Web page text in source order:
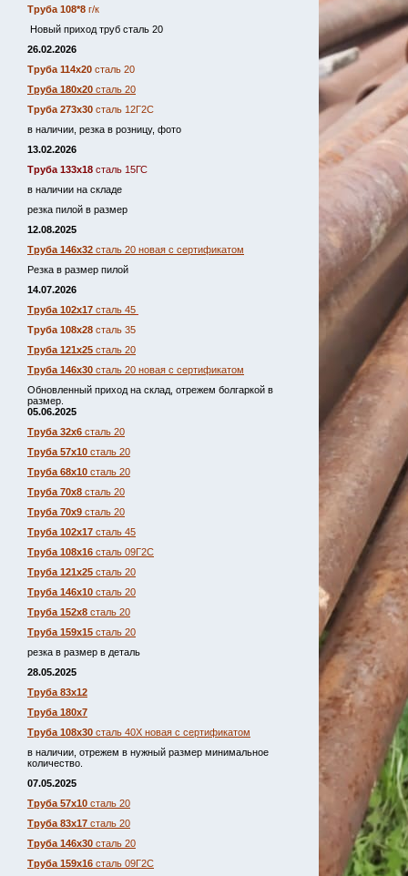
Труба 108*8 г/к
Новый приход труб сталь 20
26.02.2026
Труба 114х20 сталь 20
Труба 180х20 сталь 20
Труба 273х30 сталь 12Г2С
в наличии, резка в розницу, фото
13.02.2026
Труба 133х18 сталь 15ГС
в наличии на складе
резка пилой в размер
12.08.2025
Труба 146х32 сталь 20 новая с сертификатом
Резка в размер пилой
14.07.2026
Труба 102х17 сталь 45
Труба 108х28 сталь 35
Труба 121х25 сталь 20
Труба 146х30 сталь 20 новая с сертификатом
Обновленный приход на склад, отрежем болгаркой в
размер.
05.06.2025
Труба 32х6 сталь 20
Труба 57х10 сталь 20
Труба 68х10 сталь 20
Труба 70х8 сталь 20
Труба 70х9 сталь 20
Труба 102х17 сталь 45
Труба 108х16 сталь 09Г2С
Труба 121х25 сталь 20
Труба 146х10 сталь 20
Труба 152х8 сталь 20
Труба 159х15 сталь 20
резка в размер в деталь
28.05.2025
Труба 83х12
Труба 180х7
Труба 108х30 сталь 40Х новая с сертификатом
в наличии, отрежем в нужный размер минимальное
количество.
07.05.2025
Труба 57х10 сталь 20
Труба 83х17 сталь 20
Труба 146х30 сталь 20
Труба 159х16 сталь 09Г2С